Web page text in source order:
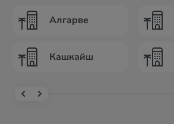
Алгарве
Кашкайш